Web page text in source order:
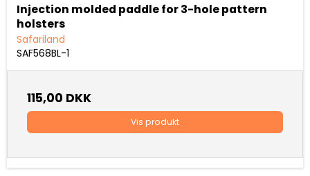
Injection molded paddle for 3-hole pattern
holsters
Safariland
SAF568BL-1
115,00 DKK
Vis produkt